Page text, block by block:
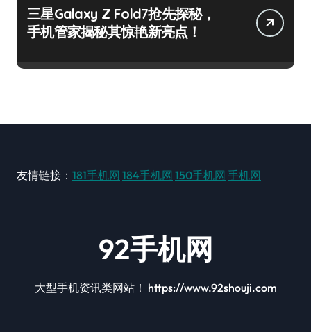
三星Galaxy Z Fold7抢先探秘，
手机管家揭秘其惊艳新亮点！
友情链接： 181手机网 184手机网 150手机网 手机网
92手机网
大型手机资讯类网站！ https://www.92shouji.com